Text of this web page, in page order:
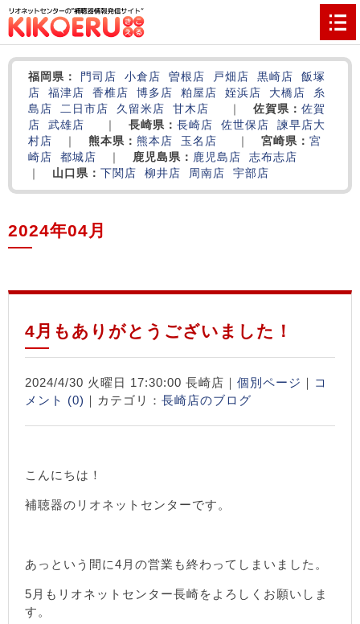
福岡県： 門司店 小倉店 曽根店 戸畑店 黒崎店
飯塚
店
福津店 香椎店 博多店 粕屋店 姪浜店 大橋店
糸
島店
二日市店 久留米店 甘木店 佐賀県： 佐賀
店
武雄店 長崎県： 長崎店 佐世保店 諫早店大
村店
熊本県： 熊本店 玉名店 宮崎県： 宮
崎店
都城店 鹿児島県： 鹿児島店
志布志店
山口県： 下関店 柳井店 周南店 宇部店
2024年04月
4月もありがとうございました！
2024/4/30 火曜日 17:30:00 長崎店｜ 個別ページ ｜ コ
メント (0) ｜カテゴリ： 長崎店のブログ
こんにちは！
補聴器のリオネットセンターです。
あっという間に4月の営業も終わってしまいました。
5月もリオネットセンター長崎をよろしくお願いしま
す。